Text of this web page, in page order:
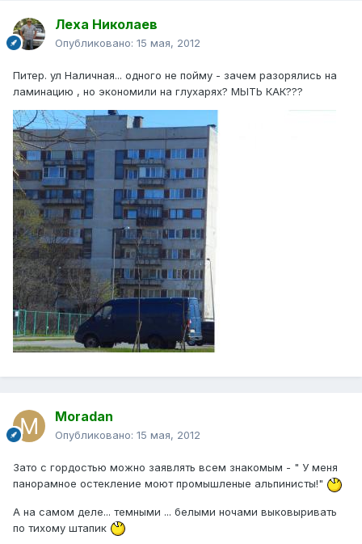
Леха Николаев
Опубликовано: 15 мая, 2012
Питер. ул Наличная... одного не пойму - зачем разорялись на
ламинацию , но экономили на глухарях? МЫТЬ КАК???
Moradan
Опубликовано: 15 мая, 2012
Зато с гордостью можно заявлять всем знакомым - " У меня
панорамное остекление моют промышленые альпинисты!"
А на самом деле... темными ... белыми ночами выковыривать
по тихому штапик